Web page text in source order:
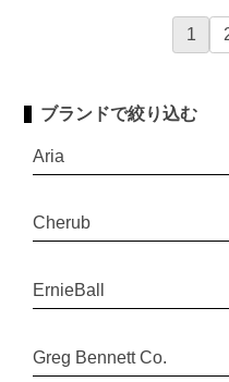
1
ブランドで絞り込む
Aria
Cherub
ErnieBall
Greg Bennett Co.